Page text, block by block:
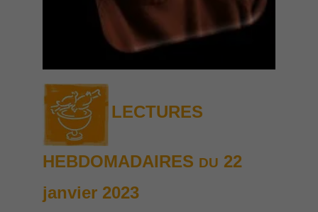
LECTURES
HEBDOMADAIRES DU 22
janvier 2023